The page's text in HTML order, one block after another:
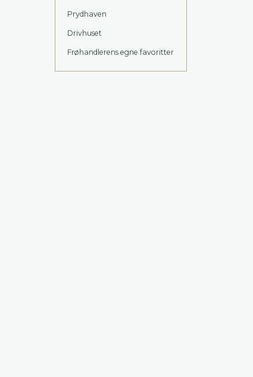
Prydhaven
Drivhuset
Frøhandlerens egne favoritter